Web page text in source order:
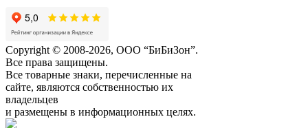
Copyright © 2008-2026, ООО “БиБиЗон”.
Все права защищены.
Все товарные знаки, перечисленные на
сайте, являются собственностью их
владельцев
и размещены в информационных целях.